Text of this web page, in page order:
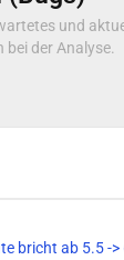
und
bei der Analyse.
bricht ab 5.5 ->